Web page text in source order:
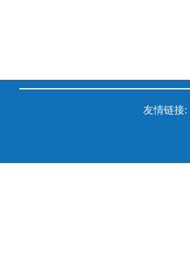
友情链接: